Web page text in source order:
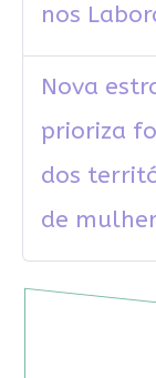
nos
Nova
prioriza
dos
de